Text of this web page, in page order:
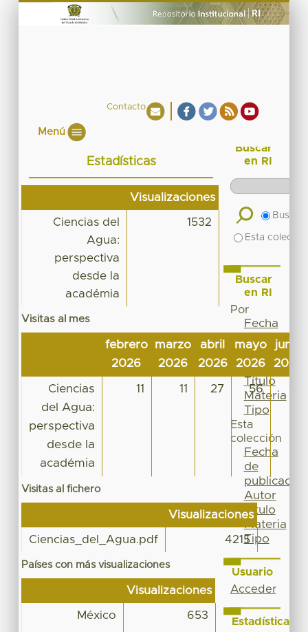
Contacto
Menú
Estadísticas
Visualizaciones
Ciencias del
Agua:
perspectiva
desde la
académia
1532
Visitas al mes
febrero
2026
marzo
2026
abril
2026
mayo
2026
junio
2026
Ciencias
del Agua:
perspectiva
desde la
académia
11 11 27 56 12
Visitas al fichero
Visualizaciones
Ciencias_del_Agua.pdf 4215
Países con más visualizaciones
Visualizaciones
México 653
Buscar
en RI
Buscar
Esta
Buscar
en RI
Por
Fecha
publicación
Autor
Título
Materia
Tipo
Esta
colección
Fecha
de
publicación
Autor
Título
Materia
Tipo
Usuario
Acceder
Estadísticas